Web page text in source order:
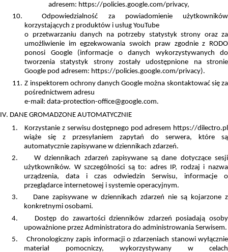
adresem: https://policies.google.com/privacy,
10.
Odpowiedzialność za powiadomienie użytkowników
korzystających z produktów i usług YouTube
o przetwarzaniu danych na potrzeby statystyk strony oraz za
umożliwienie im egzekwowania swoich praw zgodnie z RODO
ponosi Google (informacje o danych wykorzystywanych do
tworzenia statystyk strony zostały udostępnione na stronie
Google pod adresem: https://policies.google.com/privacy).
11. Z inspektorem ochrony danych Google można skontaktować się za
pośrednictwem adresu
e-mail: data-protection-office@google.com.
IV. DANE GROMADZONE AUTOMATYCZNIE
1.
Korzystanie z serwisu dostępnego pod adresem https://dilectro.pl
wiąże się z przesyłaniem zapytań do serwera, które są
automatycznie zapisywane w dziennikach zdarzeń.
2.
W dziennikach zdarzeń zapisywane są dane dotyczące sesji
użytkowników. W szczególności są to: adres IP, rodzaj i nazwa
urządzenia, data i czas odwiedzin Serwisu, informacje o
przeglądarce internetowej i systemie operacyjnym.
3.
Dane zapisywane w dziennikach zdarzeń nie są kojarzone z
konkretnymi osobami.
4.
Dostęp do zawartości dzienników zdarzeń posiadają osoby
upoważnione przez Administratora do administrowania Serwisem.
5.
Chronologiczny zapis informacji o zdarzeniach stanowi wyłącznie
materiał pomocniczy, wykorzystywany w celach